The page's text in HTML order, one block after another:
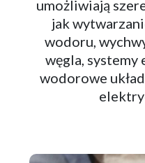
umożliwiają
jak
wodoru,
węgla,
wodorowe